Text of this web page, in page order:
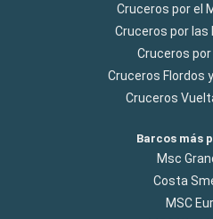
Cruceros por el
Cruceros por las
Cruceros por
Cruceros Flordos
Cruceros
Barcos más
Msc
Costa
MSC